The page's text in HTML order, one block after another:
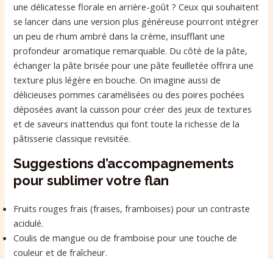
une délicatesse florale en arrière-goût ? Ceux qui souhaitent
se lancer dans une version plus généreuse pourront intégrer
un peu de rhum ambré dans la crème, insufflant une
profondeur aromatique remarquable. Du côté de la pâte,
échanger la pâte brisée pour une pâte feuilletée offrira une
texture plus légère en bouche. On imagine aussi de
délicieuses pommes caramélisées ou des poires pochées
déposées avant la cuisson pour créer des jeux de textures
et de saveurs inattendus qui font toute la richesse de la
pâtisserie classique revisitée.
Suggestions d’accompagnements
pour sublimer votre flan
Fruits rouges frais (fraises, framboises) pour un contraste
acidulé.
Coulis de mangue ou de framboise pour une touche de
couleur et de fraîcheur.